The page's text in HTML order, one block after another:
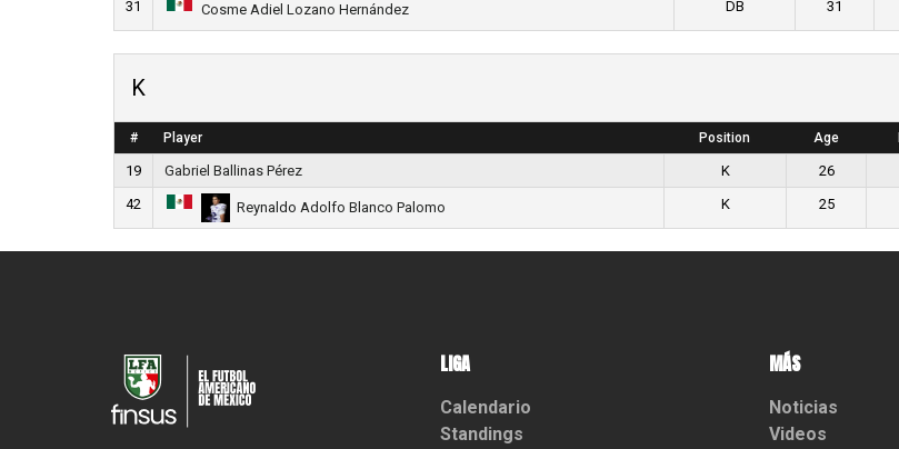
31
Cosme Adiel Lozano Hernández DB 31
K
# Player Position Age
19 Gabriel Ballinas Pérez K 26
42
Reynaldo Adolfo Blanco Palomo K 25
LIGA
Calendario
Standings
MÁS
Noticias
Videos